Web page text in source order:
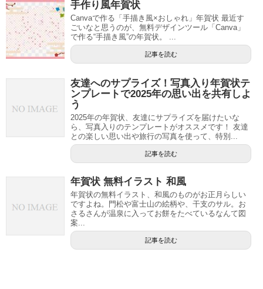
手作り風年賀状
Canvaで作る「手描き風×おしゃれ」年賀状 最近す
ごいなと思うのが、無料デザインツール「Canva」
で作る“手描き風”の年賀状。 ...
記事を読む
友達へのサプライズ！写真入り年賀状テ
ンプレートで2025年の思い出を共有しよ
う
2025年の年賀状、友達にサプライズを届けたいな
ら、写真入りのテンプレートがオススメです！ 友達
との楽しい思い出や旅行の写真を使って、特別...
記事を読む
年賀状 無料イラスト 和風
年賀状の無料イラスト、和風のものがお正月らしい
ですよね。門松や富士山の絵柄や、干支のサル。お
さるさんが温泉に入ってお餅をたべているなんて図
案...
記事を読む